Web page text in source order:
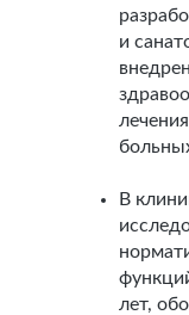
и
В
лет,